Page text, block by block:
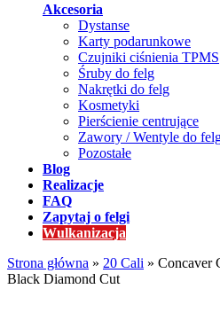
Akcesoria
Dystanse
Karty podarunkowe
Czujniki ciśnienia TPMS
Śruby do felg
Nakrętki do felg
Kosmetyki
Pierścienie centrujące
Zawory / Wentyle do
Pozostałe
Blog
Realizacje
FAQ
Zapytaj o felgi
Wulkanizacja
Strona główna » 20 Cali » Concaver
Black Diamond Cut